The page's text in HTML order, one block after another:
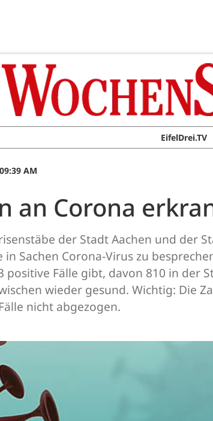
EifelDrei.TV
AM
an Corona
der Stadt Aachen und der
Sachen Corona-Virus zu
Fälle gibt, davon 810 in der
wieder gesund. Wichtig: Die
nicht abgezogen.